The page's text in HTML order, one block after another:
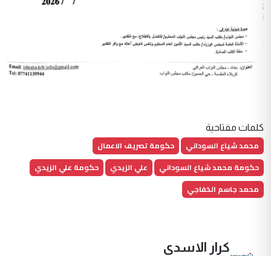
كلمات مفتاحية
محمد شياع السوداني
حكومة تصريف الاعمال
حكومة محمد شياع السوداني
علي الزيدي
حكومة علي الزيدي
محمد جاسم الخفاجي
كرار الاسدي